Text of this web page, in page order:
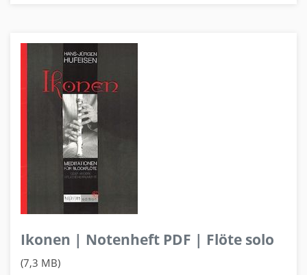
Ikonen | Notenheft PDF | Flöte solo
(7,3 MB)